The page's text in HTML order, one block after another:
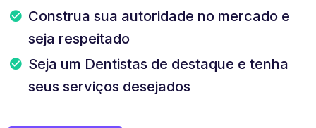
Construa sua autoridade no mercado e
seja respeitado
Seja um Dentistas de destaque e tenha
seus serviços desejados